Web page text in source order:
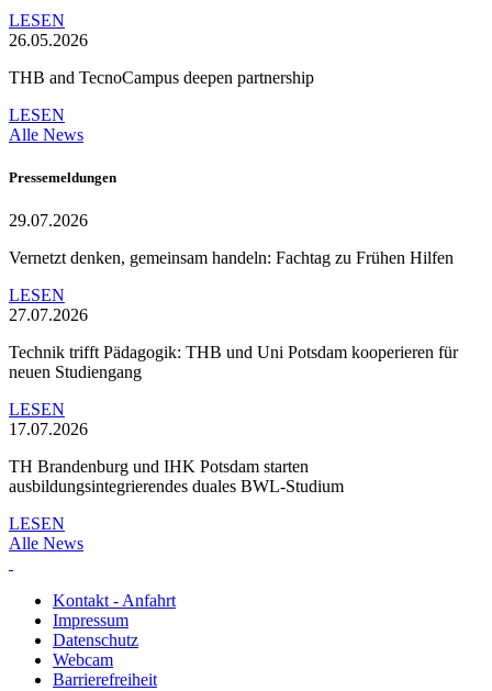
LESEN
26.05.2026
THB and TecnoCampus deepen partnership
LESEN
Alle News
Pressemeldungen
29.07.2026
Vernetzt denken, gemeinsam handeln: Fachtag zu Frühen Hilfen
LESEN
27.07.2026
Technik trifft Pädagogik: THB und Uni Potsdam kooperieren für
neuen Studiengang
LESEN
17.07.2026
TH Brandenburg und IHK Potsdam starten
ausbildungsintegrierendes duales BWL-Studium
LESEN
Alle News
Kontakt - Anfahrt
Impressum
Datenschutz
Webcam
Barrierefreiheit